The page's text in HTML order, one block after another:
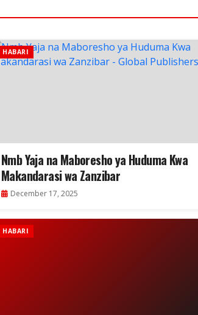
HABARI
Nmb Yaja na Maboresho ya Huduma Kwa
Makandarasi wa Zanzibar
December 17, 2025
HABARI